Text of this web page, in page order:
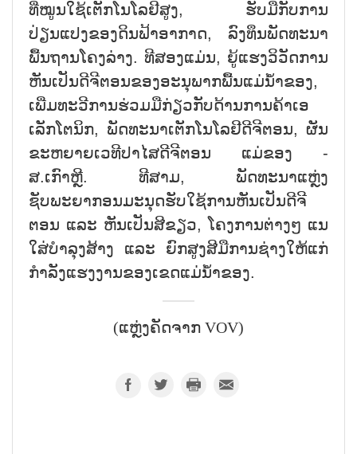
ທີ່ໝູນໃຊ້ເຕັກໂນໂລຢີສູງ, ຮັບມືກັບການ
ປ່ຽນແປງຂອງດິນຟ້າອາກາດ, ລົງທຶນພັດທະນາ
ພື້ນຖານໂຄງລ່າງ. ທີສອງແມ່ນ, ຍູ້ແຮງວິວັດການ
ຫັນເປັນດີຈີຕອນຂອງອະນຸພາກພື້ນແມ່ນ້ຳຂອງ,
ເພີ່ມທະວີການຮ່ວມມືກ່ຽວກັບດ້ານການຄ້າເອ
ເລັກໂຕນິກ, ພັດທະນາເຕັກໂນໂລຢີດີຈີຕອນ, ຜັນ
ຂະຫຍາຍເວທີປາໄສດີຈີຕອນ ແມ່ຂອງ -
ສ.ເກົາຫຼີ. ທີສາມ, ພັດທະນາແຫຼ່ງ
ຊັບພະຍາກອນມະນຸດຮັບໃຊ້ການຫັນເປັນດີຈີ
ຕອນ ແລະ ຫັນເປັນສີຂຽວ, ໂຄງການຕ່າງໆ ແນ
ໃສ່ບຳລຸງສ້າງ ແລະ ຍົກສູງສີມືການຊ່າງໃຫ້ແກ່
ກຳລັງແຮງງານຂອງເຂດແມ່ນ້ຳຂອງ.
(ແຫຼ່ງຄັດຈາກ VOV)